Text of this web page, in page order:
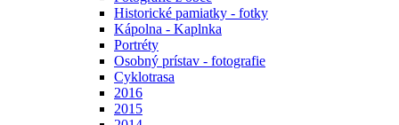
Historické pamiatky - fotky
Kápolna - Kaplnka
Portréty
Osobný prístav - fotografie
Cyklotrasa
2016
2015